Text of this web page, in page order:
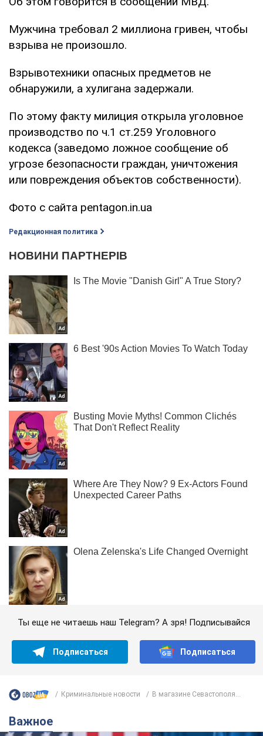
Мужчина требовал 2 миллиона гривен, чтобы
взрыва не произошло.
Взрывотехники опасных предметов не
обнаружили, а хулигана задержали.
По этому факту милиция открыла уголовное
производство по ч.1 ст.259 Уголовного
кодекса (заведомо ложное сообщение об
угрозе безопасности граждан, уничтожения
или повреждения объектов собственности).
Фото с сайта pentagon.in.ua
Редакционная политика
Ты еще не читаешь наш Telegram? А зря! Подписывайся
Подписаться Подписаться
Криминальные новости В магазине Севастополя...
Важное